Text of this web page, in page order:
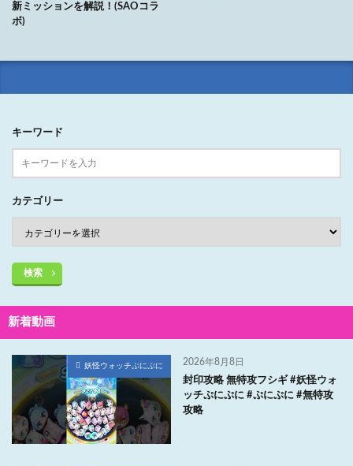
新ミッションを解説！(SAOコラ
ボ)
キーワード
カテゴリー
検索
新着動画
妖怪ウォッチぷにぷに 2026年8月8日
封印攻略 無特攻フシギ #妖怪ウォ
ッチぷにぷに #ぷにぷに #無特攻
攻略